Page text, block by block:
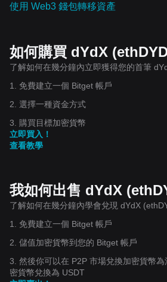
使用 Web3 錢包轉移資產
如何購買 dYdX
了解如何在幾分鐘內立即獲得您的首筆
1. 免費建立一個 Bitget 帳戶
2. 選擇一種資金方式
3. 購買目標加密貨幣
立即買入！
查看教學
我如何出售 dYdX
了解如何在幾分鐘內學會兌現 dYdX
1. 免費建立一個 Bitget 帳戶
2. 儲值加密貨幣到您的 Bitget 帳戶
3. 然後你可以在 P2P 市場兌換加密貨幣
密貨幣兌換為 USDT